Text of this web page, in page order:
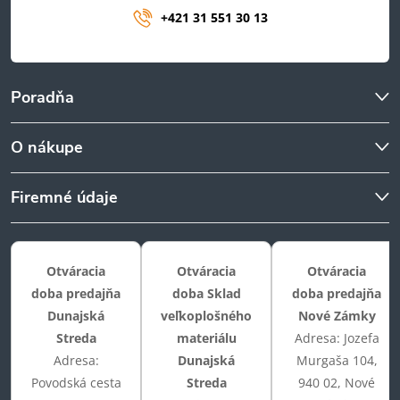
Poradňa
O nákupe
Firemné údaje
+421 31 551 30 13
Otváracia
doba predajňa
Dunajská
Streda
Adresa:
Povodská cesta
Otváracia
doba Sklad
veľkoplošného
materiálu
Dunajská
Streda
Otváracia
doba predajňa
Nové Zámky
Adresa: Jozefa
Murgaša 104,
940 02, Nové